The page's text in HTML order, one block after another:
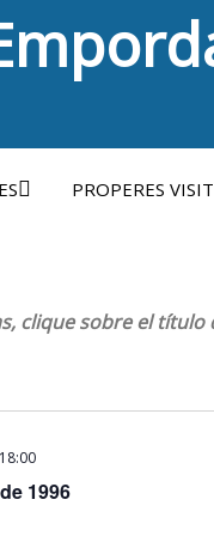
PROPERES
clique sobre el
1996